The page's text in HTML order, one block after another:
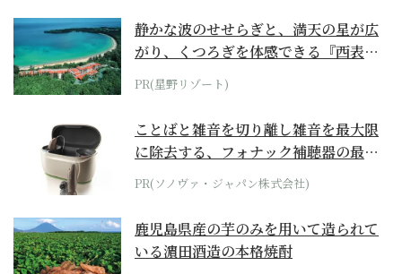
静かな波のせせらぎと、満天の星が広
がり、くつろぎを体感できる『西表島
ホテル by...
PR(星野リゾート)
ことばと雑音を切り離し雑音を最大限
に除去する、フォナック補聴器の最上
位モデル
PR(ソノヴァ・ジャパン株式会社)
鹿児島県産の芋のみを用いて造られて
いる濵田酒造の本格焼酎